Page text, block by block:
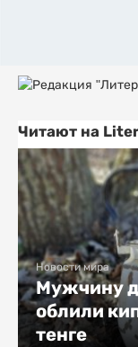
Читают на
Новости мира
Мужчину
облили
тенге